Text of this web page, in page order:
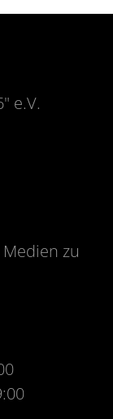
e.V.
zu